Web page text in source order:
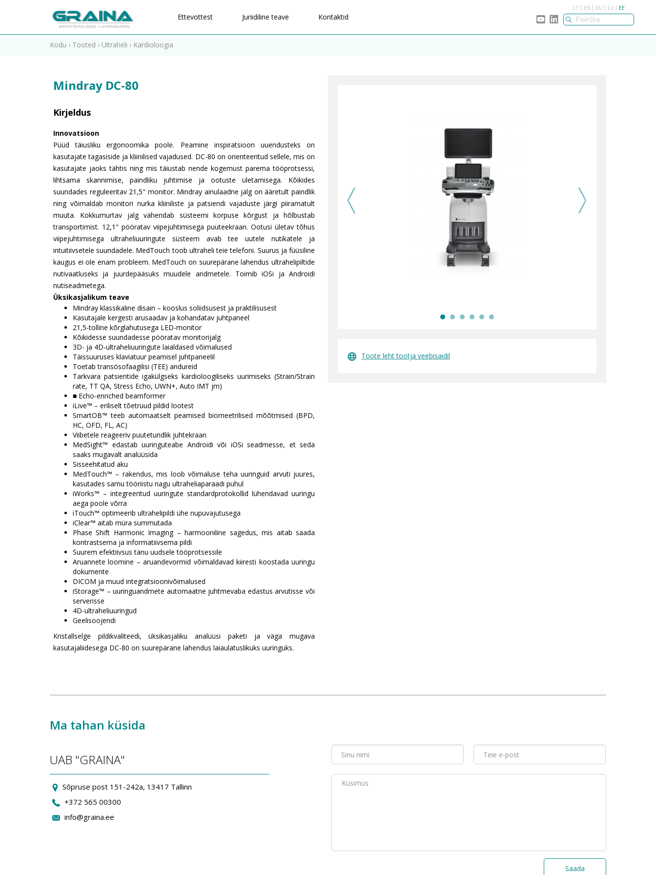
Ettevottest Juriidiline teave Kontaktid
LT EN RU LV EE
Kodu › Tooted › Ultraheli › Kardioloogia
Mindray DC-80
Kirjeldus
Innovatsioon
Püüd täiusliku ergonoomika poole. Peamine inspiratsioon uuendusteks on
kasutajate tagasiside ja kliinilised vajadused. DC-80 on orienteeritud sellele, mis on
kasutajate jaoks tähtis ning mis täiustab nende kogemust parema tööprotsessi,
lihtsama skannimise, paindliku juhtimise ja ootuste ületamisega. Kõikides
suundades reguleeritav 21,5" monitor. Mindray ainulaadne jalg on ääretult paindlik
ning võimaldab monitori nurka kliiniliste ja patsiendi vajaduste järgi piiramatult
muuta. Kokkumurtav jalg vähendab süsteemi korpuse kõrgust ja hõlbustab
transportimist. 12,1" pööratav viipejuhtimisega puuteekraan. Ootusi ületav tõhus
viipejuhtimisega ultraheliuuringute süsteem avab tee uutele nutikatele ja
intuitiivsetele suundadele. MedTouch toob ultraheli teie telefoni. Suurus ja füüsiline
kaugus ei ole enam probleem. MedTouch on suurepärane lahendus ultrahelipiltide
nutivaatluseks ja juurdepääsuks muudele andmetele. Toimib iOSi ja Androidi
nutiseadmetega.
Üksikasjalikum teave
Mindray klassikaline disain – kooslus soliidsusest ja praktilisusest
Kasutajale kergesti arusaadav ja kohandatav juhtpaneel
21,5-tolline kõrglahutusega LED-monitor
Kõikidesse suundadesse pööratav monitorijalg
3D- ja 4D-ultraheliuuringute laialdased võimalused
Täissuuruses klaviatuur peamisel juhtpaneelil
Toetab transösofaagilisi (TEE) andureid
Tarkvara patsientide igakülgseks kardioloogiliseks uurimiseks (Strain/Strain
rate, TT QA, Stress Echo, UWN+, Auto IMT jm)
■ Echo-enriched beamformer
iLive™ – eriliselt tõetruud pildid lootest
SmartOB™ teeb automaatselt peamised biomeetrilised mõõtmised (BPD,
HC, OFD, FL, AC)
Viibetele reageeriv puutetundlik juhtekraan
MedSight™ edastab uuringuteabe Androidi või iOSi seadmesse, et seda
saaks mugavalt analüüsida
Sisseehitatud aku
MedTouch™ – rakendus, mis loob võimaluse teha uuringuid arvuti juures,
kasutades samu tööriistu nagu ultraheliaparaadi puhul
iWorks™ – integreeritud uuringute standardprotokollid lühendavad uuringu
aega poole võrra
iTouch™ optimeerib ultrahelipildi ühe nupuvajutusega
iClear™ aitab müra summutada
Phase Shift Harmonic Imaging – harmooniline sagedus, mis aitab saada
kontrastsema ja informatiivsema pildi
Suurem efektiivsus tänu uudsele tööprotsessile
Aruannete loomine – aruandevormid võimaldavad kiiresti koostada uuringu
dokumente
DICOM ja muud integratsioonivõimalused
iStorage™ – uuringuandmete automaatne juhtmevaba edastus arvutisse või
serverisse
4D-ultraheliuuringud
Geelisoojendi
Kristallselge pildikvaliteedi, üksikasjaliku analüüsi paketi ja väga mugava
kasutajaliidesega DC-80 on suurepärane lahendus laiaulatuslikuks uuringuks.
Toote leht tootja veebisaidil
Ma tahan küsida
UAB "GRAINA"
Sõpruse post 151-242a, 13417 Tallinn
+372 565 00300
info@graina.ee
Saada